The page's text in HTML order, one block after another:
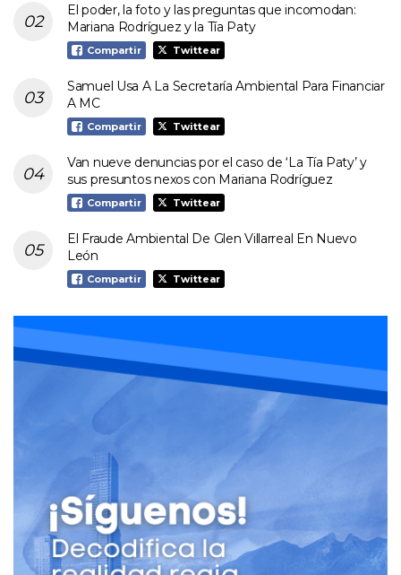
El poder, la foto y las preguntas que incomodan:
Mariana Rodríguez y la Tía Paty
Compartir Twittear
Samuel Usa A La Secretaría Ambiental Para Financiar
A MC
Compartir Twittear
Van nueve denuncias por el caso de ‘La Tía Paty’ y
sus presuntos nexos con Mariana Rodríguez
Compartir Twittear
El Fraude Ambiental De Glen Villarreal En Nuevo
León
Compartir Twittear